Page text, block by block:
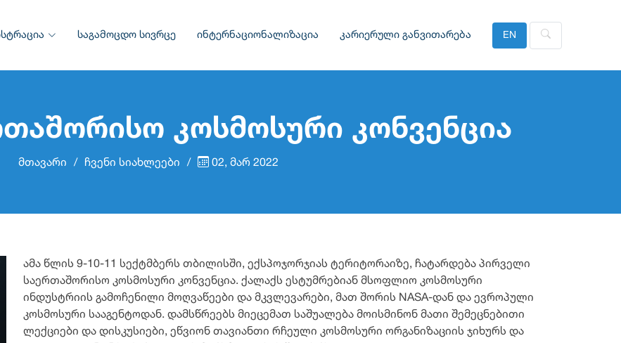
საგამოცდო სივრცე ინტერნაციონალიზაცია კარიერული განვითარება EN
კოსმოსური კონვენცია
მთავარი ჩვენი სიახლეები 02, მარ 2022
ამა წლის 9-10-11 სექტმბერს თბილისში, ექსპოჯორჯიას ტერიტორაიზე, ჩატარდება პირველი
საერთაშორისო კოსმოსური კონვენცია. ქალაქს ესტუმრებიან მსოფლიო კოსმოსური
ინდუსტრიის გამოჩენილი მოღვაწეები და მკვლევარები, მათ შორის NASA-დან და ევროპული
კოსმოსური სააგენტოდან. დამსწრეებს მიეცემათ საშუალება მოისმინონ მათი შემეცნებითი
ლექციები და დისკუსიები, ეწვიონ თავიანთი რჩეული კოსმოსური ორგანიზაციის ჯიხურს და